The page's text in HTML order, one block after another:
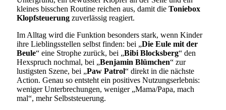
kleines bisschen Routine reichen aus, damit die Toniebox
Klopfsteuerung zuverlässig reagiert.
Im Alltag wird die Funktion besonders stark, wenn Kinder
ihre Lieblingsstellen selbst finden: bei „Die Eule mit der
Beule“ eine Strophe zurück, bei „Bibi Blocksberg“ den
Hexspruch nochmal, bei „Benjamin Blümchen“ zur
lustigsten Szene, bei „Paw Patrol“ direkt in die nächste
Action. Genau so entsteht ein positives Nutzungserlebnis:
weniger Unterbrechungen, weniger „Mama/Papa, mach
mal“, mehr Selbststeuerung.